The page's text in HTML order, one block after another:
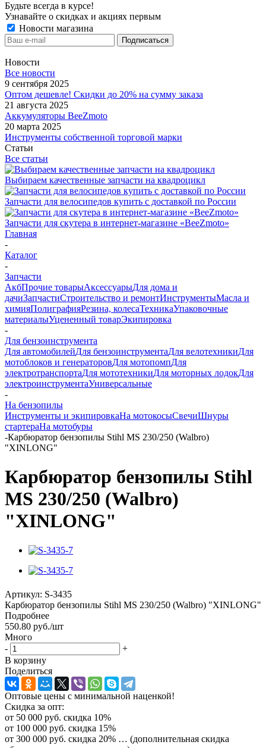
Будьте всегда в курсе!
Узнавайте о скидках и акциях первым
Новости магазина
Новости
Все новости
9 сентября 2025
Оптом дешевле! Скидки до 20% на сумму заказа
21 августа 2025
Аккумуляторы BeeZmoto
20 марта 2025
Инструменты собственной торговой марки
Статьи
Все статьи
Выбираем качественные запчасти на квадроцикл
Запчасти для велосипедов купить с доставкой по России
Запчасти для скутера в интернет-магазине «BeeZmoto»
Главная
-
Каталог
-
Запчасти
АкбПрочие товарыАксессуарыДля дома и
дачиЗапчастиСтроительство и ремонтИнструментыМасла и
химияПолиграфияРезина, колесаТехникаУпаковочные
материалыУцененный товарЭкипировка
-
Для бензоинструмента
Для автомобилейДля бензоинструментаДля велотехникиДля
мотоблоков и генераторовДля мотопомпДля
электротранспортаДля мототехникиДля моторных лодокДля
электроинструментаУниверсальные
-
На бензопилы
Инструменты и экипировкаНа мотокосыСвечиШнуры
стартераНа мотобуры
-Карбюратор бензопилы Stihl MS 230/250 (Walbro)
"XINLONG"
Карбюратор бензопилы Stihl
MS 230/250 (Walbro)
"XINLONG"
Артикул: S-3435
Карбюратор бензопилы Stihl MS 230/250 (Walbro) "XINLONG"
Подробнее
550.80 руб./шт
Много
-
+
В корзину
Поделиться
Оптовые цены с минимальной наценкой!
Скидка за опт:
от 50 000 руб. скидка 10%
от 100 000 руб. скидка 15%
от 300 000 руб. скидка 20% … (дополнительная скидка